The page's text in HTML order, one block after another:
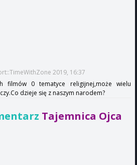
2019, 16:37
filmów 0 tematyce religijnej,może wielu
dzieje się z naszym narodem?
Tajemnica Ojca